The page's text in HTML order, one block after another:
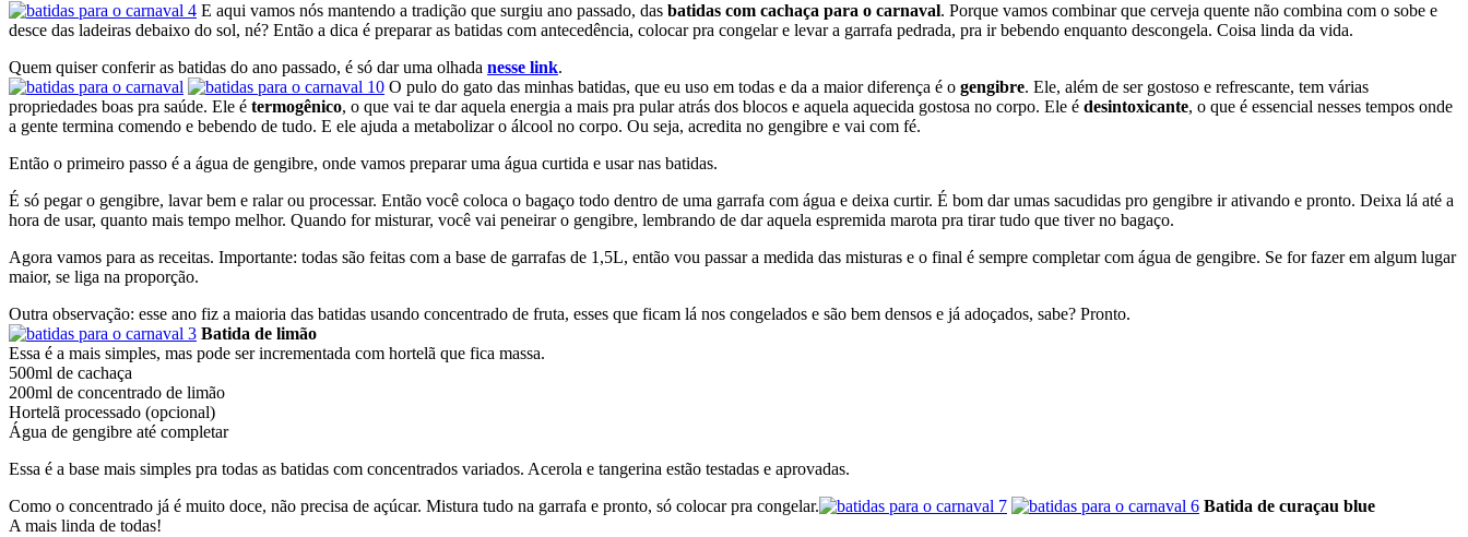
E aqui vamos nós mantendo a tradição que surgiu ano passado, das batidas com cachaça para o carnaval. Porque vamos combinar que cerveja quente não combina com o sobe e
desce das ladeiras debaixo do sol, né? Então a dica é preparar as batidas com antecedência, colocar pra congelar e levar a garrafa pedrada, pra ir bebendo enquanto descongela. Coisa linda da vida.
Quem quiser conferir as batidas do ano passado, é só dar uma olhada nesse link.
O pulo do gato das minhas batidas, que eu uso em todas e da a maior diferença é o gengibre. Ele, além de ser gostoso e refrescante, tem várias
propriedades boas pra saúde. Ele é termogênico, o que vai te dar aquela energia a mais pra pular atrás dos blocos e aquela aquecida gostosa no corpo. Ele é desintoxicante, o que é essencial nesses tempos onde
a gente termina comendo e bebendo de tudo. E ele ajuda a metabolizar o álcool no corpo. Ou seja, acredita no gengibre e vai com fé.
Então o primeiro passo é a água de gengibre, onde vamos preparar uma água curtida e usar nas batidas.
É só pegar o gengibre, lavar bem e ralar ou processar. Então você coloca o bagaço todo dentro de uma garrafa com água e deixa curtir. É bom dar umas sacudidas pro gengibre ir ativando e pronto. Deixa lá até a
hora de usar, quanto mais tempo melhor. Quando for misturar, você vai peneirar o gengibre, lembrando de dar aquela espremida marota pra tirar tudo que tiver no bagaço.
Agora vamos para as receitas. Importante: todas são feitas com a base de garrafas de 1,5L, então vou passar a medida das misturas e o final é sempre completar com água de gengibre. Se for fazer em algum lugar
maior, se liga na proporção.
Outra observação: esse ano fiz a maioria das batidas usando concentrado de fruta, esses que ficam lá nos congelados e são bem densos e já adoçados, sabe? Pronto.
Batida de limão
Essa é a mais simples, mas pode ser incrementada com hortelã que fica massa.
500ml de cachaça
200ml de concentrado de limão
Hortelã processado (opcional)
Água de gengibre até completar
Essa é a base mais simples pra todas as batidas com concentrados variados. Acerola e tangerina estão testadas e aprovadas.
Como o concentrado já é muito doce, não precisa de açúcar. Mistura tudo na garrafa e pronto, só colocar pra congelar.
Batida de curaçau blue
A mais linda de todas!